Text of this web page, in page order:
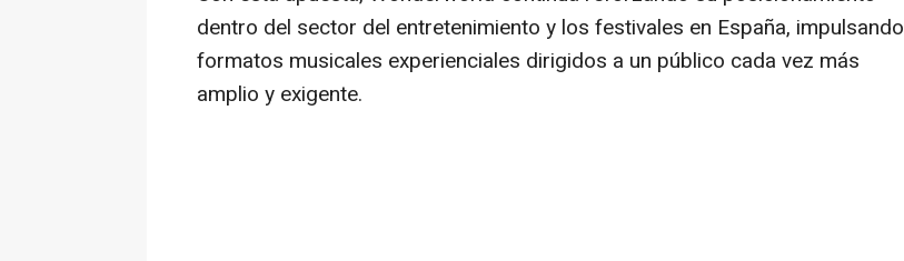
dentro del sector del entretenimiento y los festivales en España, impulsando
formatos musicales experienciales dirigidos a un público cada vez más
amplio y exigente.